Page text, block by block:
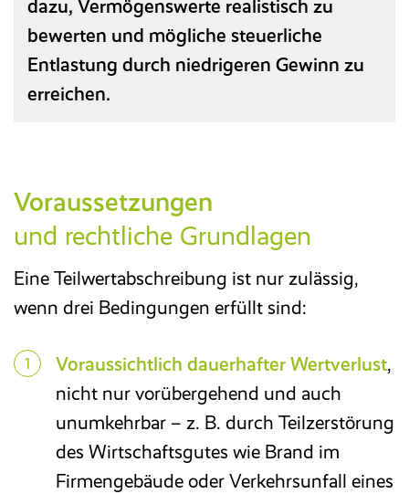
Recruiting
Personal­management
Entgelt­abrechnung
Mitarbeiter­portal
Finanzbuchhaltung
Kostenrechnung
Anlagenbuchhaltung
dazu, Vermögenswerte realistisch zu
bewerten und mögliche steuerliche
Entlastung durch niedrigeren Gewinn zu
erreichen.
Voraussetzungen
und rechtliche Grundlagen
Eine Teilwertabschreibung ist nur zulässig,
wenn drei Bedingungen erfüllt sind:
Voraussichtlich dauerhafter Wertverlust,
nicht nur vorübergehend und auch
unumkehrbar – z. B. durch Teilzerstörung
des Wirtschaftsgutes wie Brand im
Firmengebäude oder Verkehrsunfall eines